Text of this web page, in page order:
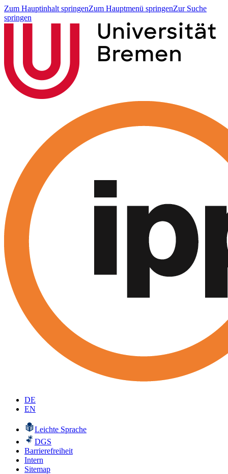
Zum Hauptinhalt springenZum Hauptmenü springenZur Suche
springen
DE
EN
Leichte Sprache
DGS
Barrierefreiheit
Intern
Sitemap